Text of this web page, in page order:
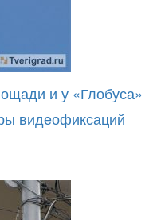
и у «Глобуса»
видеофиксаций